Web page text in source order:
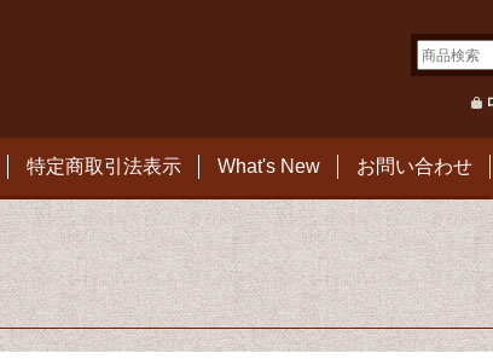
特定商取引法表示 What's New お問い合わせ